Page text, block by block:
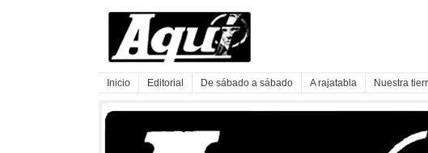
Inicio Editorial De sábado a sábado A rajatabla Nuestra